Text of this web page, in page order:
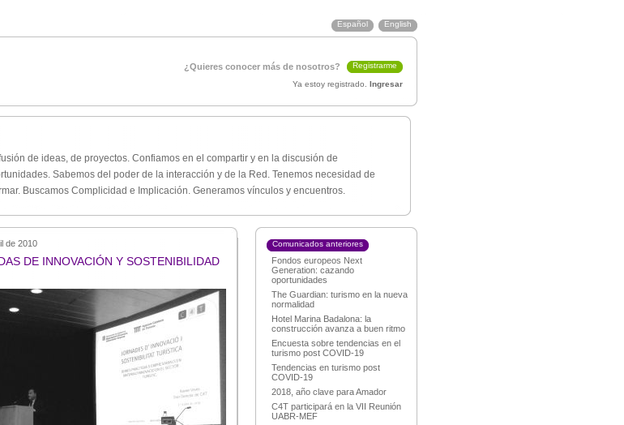
Español English
¿Quieres conocer más de nosotros? Registrarme
Ya estoy registrado. Ingresar
de ideas, de proyectos. Confiamos en el compartir y en la discusión de
Sabemos del poder de la interacción y de la Red. Tenemos necesidad de
Buscamos Complicidad e Implicación. Generamos vínculos y encuentros.
de 2010
DE INNOVACIÓN Y SOSTENIBILIDAD
Comunicados anteriores
Fondos europeos Next
Generation: cazando
oportunidades
The Guardian: turismo en la nueva
normalidad
Hotel Marina Badalona: la
construcción avanza a buen ritmo
Encuesta sobre tendencias en el
turismo post COVID-19
Tendencias en turismo post
COVID-19
2018, año clave para Amador
C4T participará en la VII Reunión
UABR-MEF